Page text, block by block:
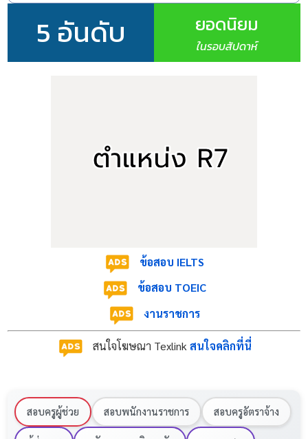
5 อันดับ ยอดนิยม
ในรอบสัปดาห์
ข้อสอบ IELTS
ข้อสอบ TOEIC
งานราชการ
สนใจโฆษณา Texlink สนใจคลิกที่นี่
สอบครูผู้ช่วย สอบพนักงานราชการ สอบครูอัตราจ้าง